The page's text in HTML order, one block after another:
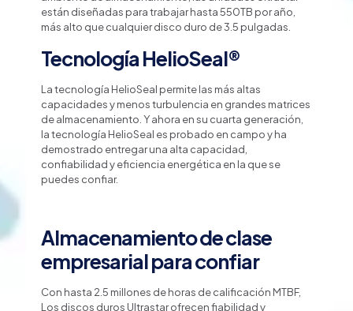
están diseñadas para trabajar hasta 550TB por año,
más alto que cualquier disco duro de 3.5 pulgadas.
Tecnología HelioSeal®
La tecnología HelioSeal permite las más altas
capacidades y menos turbulencia en grandes matrices
de almacenamiento. Y ahora en su cuarta generación,
la tecnología HelioSeal es probado en campo y ha
demostrado entregar una alta capacidad,
confiabilidad y eficiencia energética en la que se
puedes confiar.
Almacenamiento de clase
empresarial para confiar
Con hasta 2.5 millones de horas de calificación MTBF,
Los discos duros Ultrastar ofrecen fiabilidad y